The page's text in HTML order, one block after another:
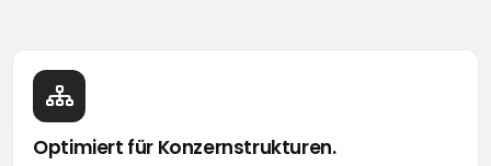
Optimiert für Konzernstrukturen.